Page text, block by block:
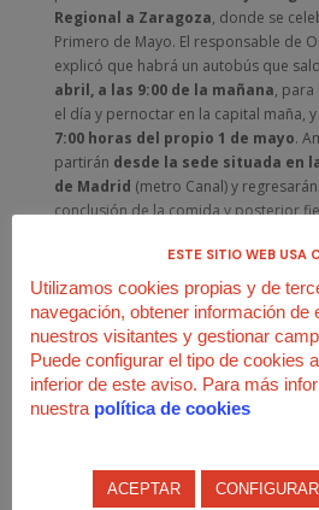
Regional a Zaragoza, donde se
Primero de Mayo. El responsable de
explicó que habrá un autobús que
abril, a las 9:00 de la mañana,
el día y pernoctar en la capital maña,
7:00 horas del propio 1 de mayo.
partirán desde la sede situada en
de Madrid (metro Canal) y
conclusión de la comida y posterior
al precio de2 euros, dan derecho al
actos reivindicativos y festivos del
Zaragoza. Los interesados aún
598 63 30 (centralita)o pasarse
sede (4ª Planta, Recepción).
#LaITEsTemporalTusDerechosNO
ESTE SITIO WEB USA
Utilizamos cookies propias y de
navegación, obtener información
nuestros visitantes y gestionar
Puede configurar el tipo de cookies
inferior de este aviso. Para más
nuestra política de cookies
ACEPTAR CONFIGURAR